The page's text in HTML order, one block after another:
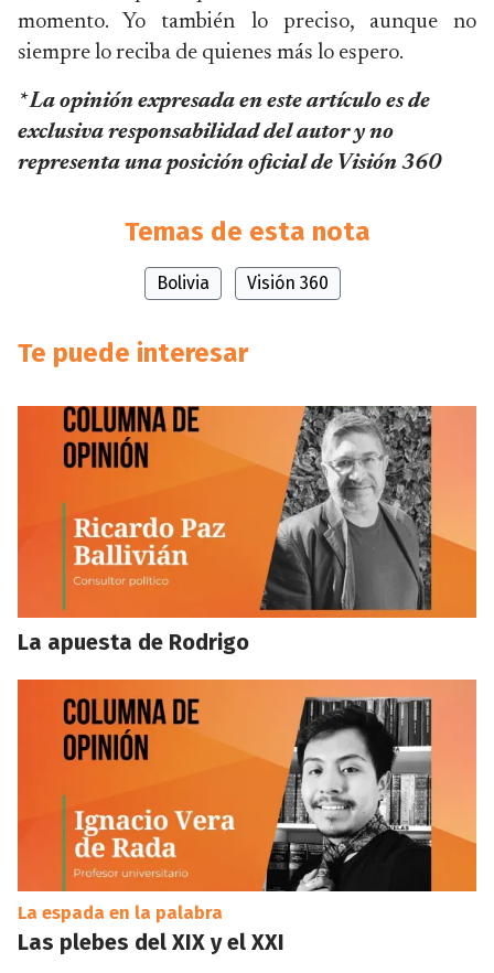
momento. Yo también lo preciso, aunque no
siempre lo reciba de quienes más lo espero.
* La opinión expresada en este artículo es de
exclusiva responsabilidad del autor y no
representa una posición oficial de Visión 360
Temas de esta nota
Bolivia Visión 360
Te puede interesar
La apuesta de Rodrigo
La espada en la palabra
Las plebes del XIX y el XXI